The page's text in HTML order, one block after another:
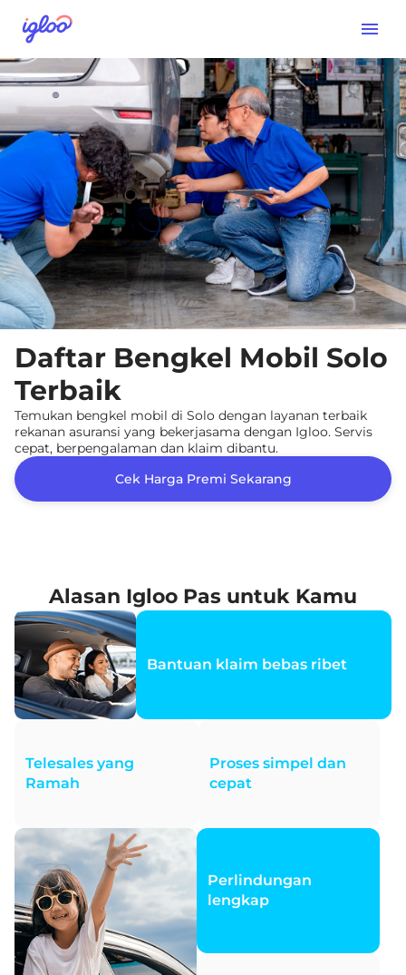
Daftar Bengkel Mobil Solo
Terbaik
Temukan bengkel mobil di Solo dengan layanan terbaik
rekanan asuransi yang bekerjasama dengan Igloo. Servis
cepat, berpengalaman dan klaim dibantu.
Cek Harga Premi Sekarang
Alasan Igloo Pas untuk Kamu
Bantuan klaim bebas ribet
Telesales yang
Ramah
Proses simpel dan
cepat
Perlindungan
lengkap